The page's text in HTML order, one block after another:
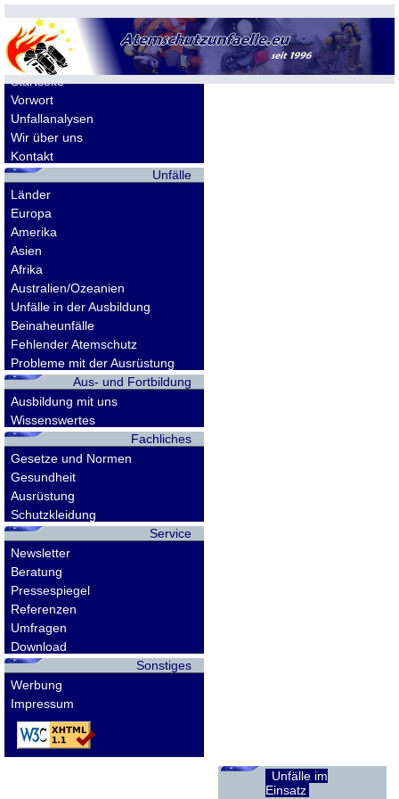
Allgemeines
Startseite
Vorwort
Unfallanalysen
Wir über uns
Kontakt
Unfälle
Länder
Europa
Amerika
Asien
Afrika
Australien/Ozeanien
Unfälle in der Ausbildung
Beinaheunfälle
Fehlender Atemschutz
Probleme mit der Ausrüstung
Aus- und Fortbildung
Ausbildung mit uns
Wissenswertes
Fachliches
Gesetze und Normen
Gesundheit
Ausrüstung
Schutzkleidung
Service
Newsletter
Beratung
Pressespiegel
Referenzen
Umfragen
Download
Sonstiges
Werbung
Impressum
Unfälle im
Einsatz